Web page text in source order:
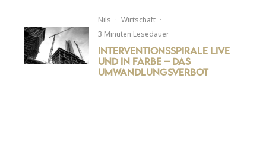
Nils · Wirtschaft ·
3 Minuten Lesedauer
Interventionsspirale live
und in Farbe – Das
Umwandlungsverbot